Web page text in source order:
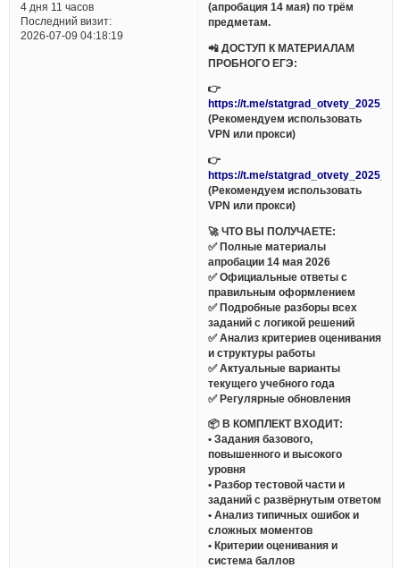
4 дня 11 часов
Последний визит:
2026-07-09 04:18:19
(апробация 14 мая) по трём
предметам.
📲 ДОСТУП К МАТЕРИАЛАМ
ПРОБНОГО ЕГЭ:
👉
https://t.me/
(Рекомендуем использовать
VPN или прокси)
👉
https://t.me/
(Рекомендуем использовать
VPN или прокси)
🚀 ЧТО ВЫ ПОЛУЧАЕТЕ:
✅ Полные материалы
апробации 14 мая 2026
✅ Официальные ответы с
правильным оформлением
✅ Подробные разборы всех
заданий с логикой решений
✅ Анализ критериев оценивания
и структуры работы
✅ Актуальные варианты
текущего учебного года
✅ Регулярные обновления
📦 В КОМПЛЕКТ ВХОДИТ:
• Задания базового,
повышенного и высокого
уровня
• Разбор тестовой части и
заданий с развёрнутым ответом
• Анализ типичных ошибок и
сложных моментов
• Критерии оценивания и
система баллов